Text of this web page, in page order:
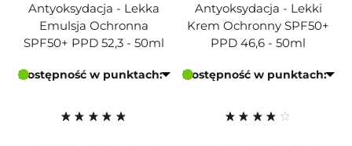
Antyoksydacja - Lekka
Emulsja Ochronna
SPF50+ PPD 52,3 - 50ml
Dostępność w punktach:
Antyoksydacja - Lekki
Krem Ochronny SPF50+
PPD 46,6 - 50ml
Dostępność w punktach: